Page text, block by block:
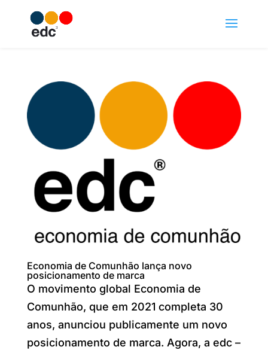
Economia de Comunhão lança novo
posicionamento de marca
O movimento global Economia de
Comunhão, que em 2021 completa 30
anos, anunciou publicamente um novo
posicionamento de marca. Agora, a edc –